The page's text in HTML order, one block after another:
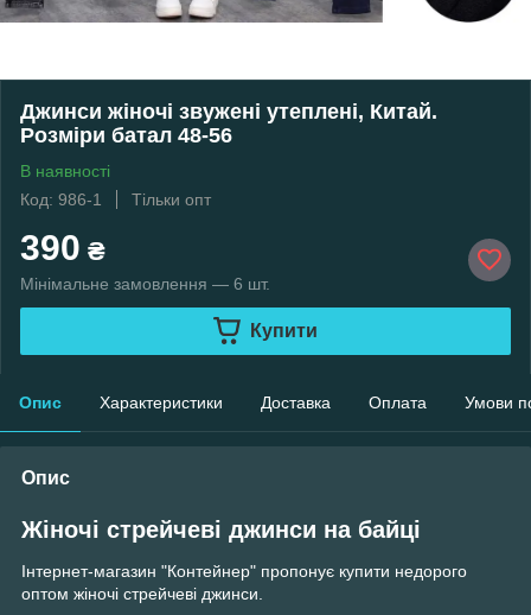
Джинси жіночі звужені утеплені, Китай.
Розміри батал 48-56
В наявності
Код: 986-1
Тільки опт
390 ₴
Мінімальне замовлення — 6 шт.
Купити
Опис Характеристики Доставка Оплата Умови
Опис
Жіночі стрейчеві джинси на байці
Інтернет-магазин "Контейнер" пропонує купити недорого
оптом жіночі стрейчеві джинси.